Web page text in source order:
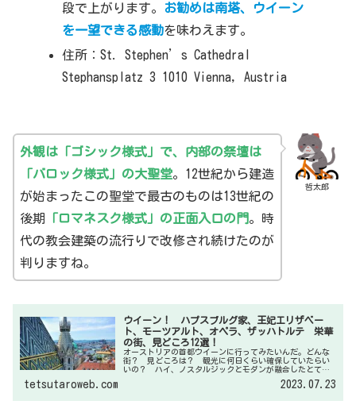
段で上がります。 お勧めは南塔、ウイーン
を一望できる感動を味わえます。
住所：St. Stephen’s Cathedral
Stephansplatz 3 1010 Vienna, Austria
哲太郎
外観は「ゴシック様式」で、内部の祭壇は
「バロック様式」の大聖堂。12世紀から建造
が始まったこの聖堂で最古のものは13世紀の
後期
「ロマネスク様式」の正面入口の門。時
代の教会建築の流行りで改修され続けたのが
判りますね。
ウイーン！ ハプスブルグ家、王妃エリザベー
ト、モーツアルト、オペラ、ザッハトルテ 栄華
の街、見どころ12選！
オーストリアの首都ウイーンに行ってみたいんだ。どんな
街？ 見どころは？ 観光に何日くらい確保していたらい
いの？ ハイ、ノスタルジックとモダンが融合したとても
ころが多いので、最低２日、できれば３日欲しいところで
tetsutaroweb.com 2023.07.23